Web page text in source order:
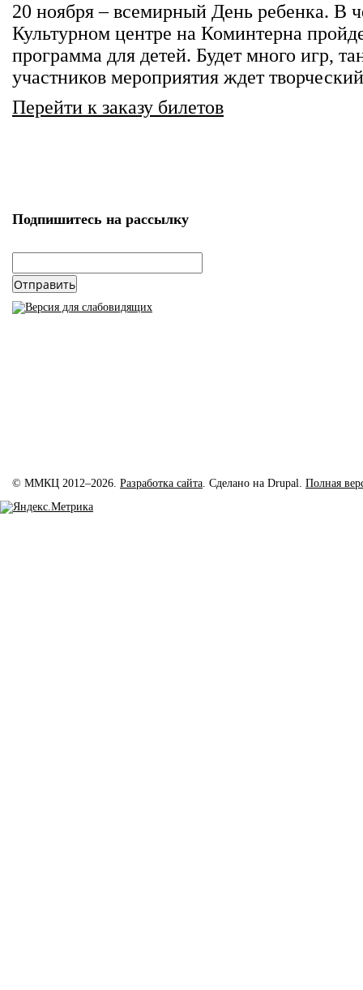
20 ноября – всемирный День ребенка. В
Культурном центре на Коминтерна
программа для детей. Будет много игр,
участников мероприятия ждет
Перейти к заказу билетов
Подпишитесь на рассылку
© ММКЦ 2012–2026. Разработка сайта. Сделано на Drupal. Полная